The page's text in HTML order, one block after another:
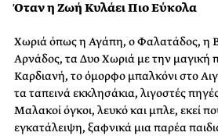
Όταν η Ζωή Κυλάει Πιο Εύκολα
Χωριά όπως η Αγάπη, ο Φαλατάδος, η
Αρνάδος, τα Δυο Χωριά με την μαγική
Καρδιανή, το όμορφο μπαλκόνι στο
τα ταπεινά εκκλησάκια, λιγοστές
Μαλακοί όγκοι, λευκό και μπλε, εκεί
εγκατάλειψη, ξαφνικά μια παρέα